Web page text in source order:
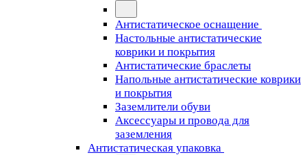
Антистатическое оснащение
Настольные антистатические
коврики и покрытия
Антистатические браслеты
Напольные антистатические коврики
и покрытия
Заземлители обуви
Аксессуары и провода для
заземления
Антистатическая упаковка